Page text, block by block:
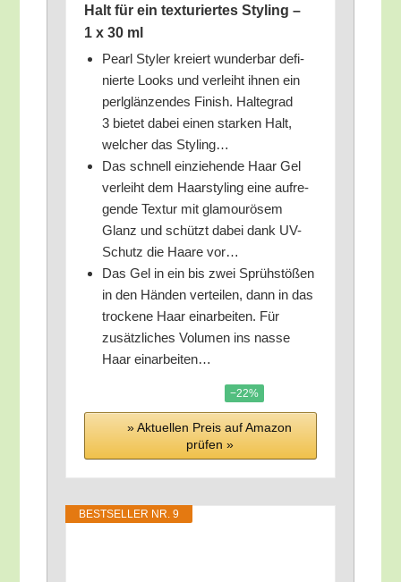
Halt für ein tex­tu­rier­tes Sty­ling –
1 x 30 ml
Pearl Sty­ler kre­iert wun­der­bar defi­
nier­te Looks und ver­leiht ihnen ein
perl­glän­zen­des Finish. Hal­te­grad
3 bie­tet dabei einen star­ken Halt,
wel­cher das Styling…
Das schnell ein­zie­hen­de Haar Gel
ver­leiht dem Haar­sty­ling eine auf­re­
gen­de Tex­tur mit gla­mou­rö­sem
Glanz und schützt dabei dank UV-
Schutz die Haa­re vor…
Das Gel in ein bis zwei Sprüh­stö­ßen
in den Hän­den ver­tei­len, dann in das
tro­cke­ne Haar ein­ar­bei­ten. Für
zusätz­li­ches Volu­men ins nas­se
Haar einarbeiten…
−22%
» Aktu­el­len Preis auf Ama­zon
prü­fen »
BEST­SEL­LER NR. 9